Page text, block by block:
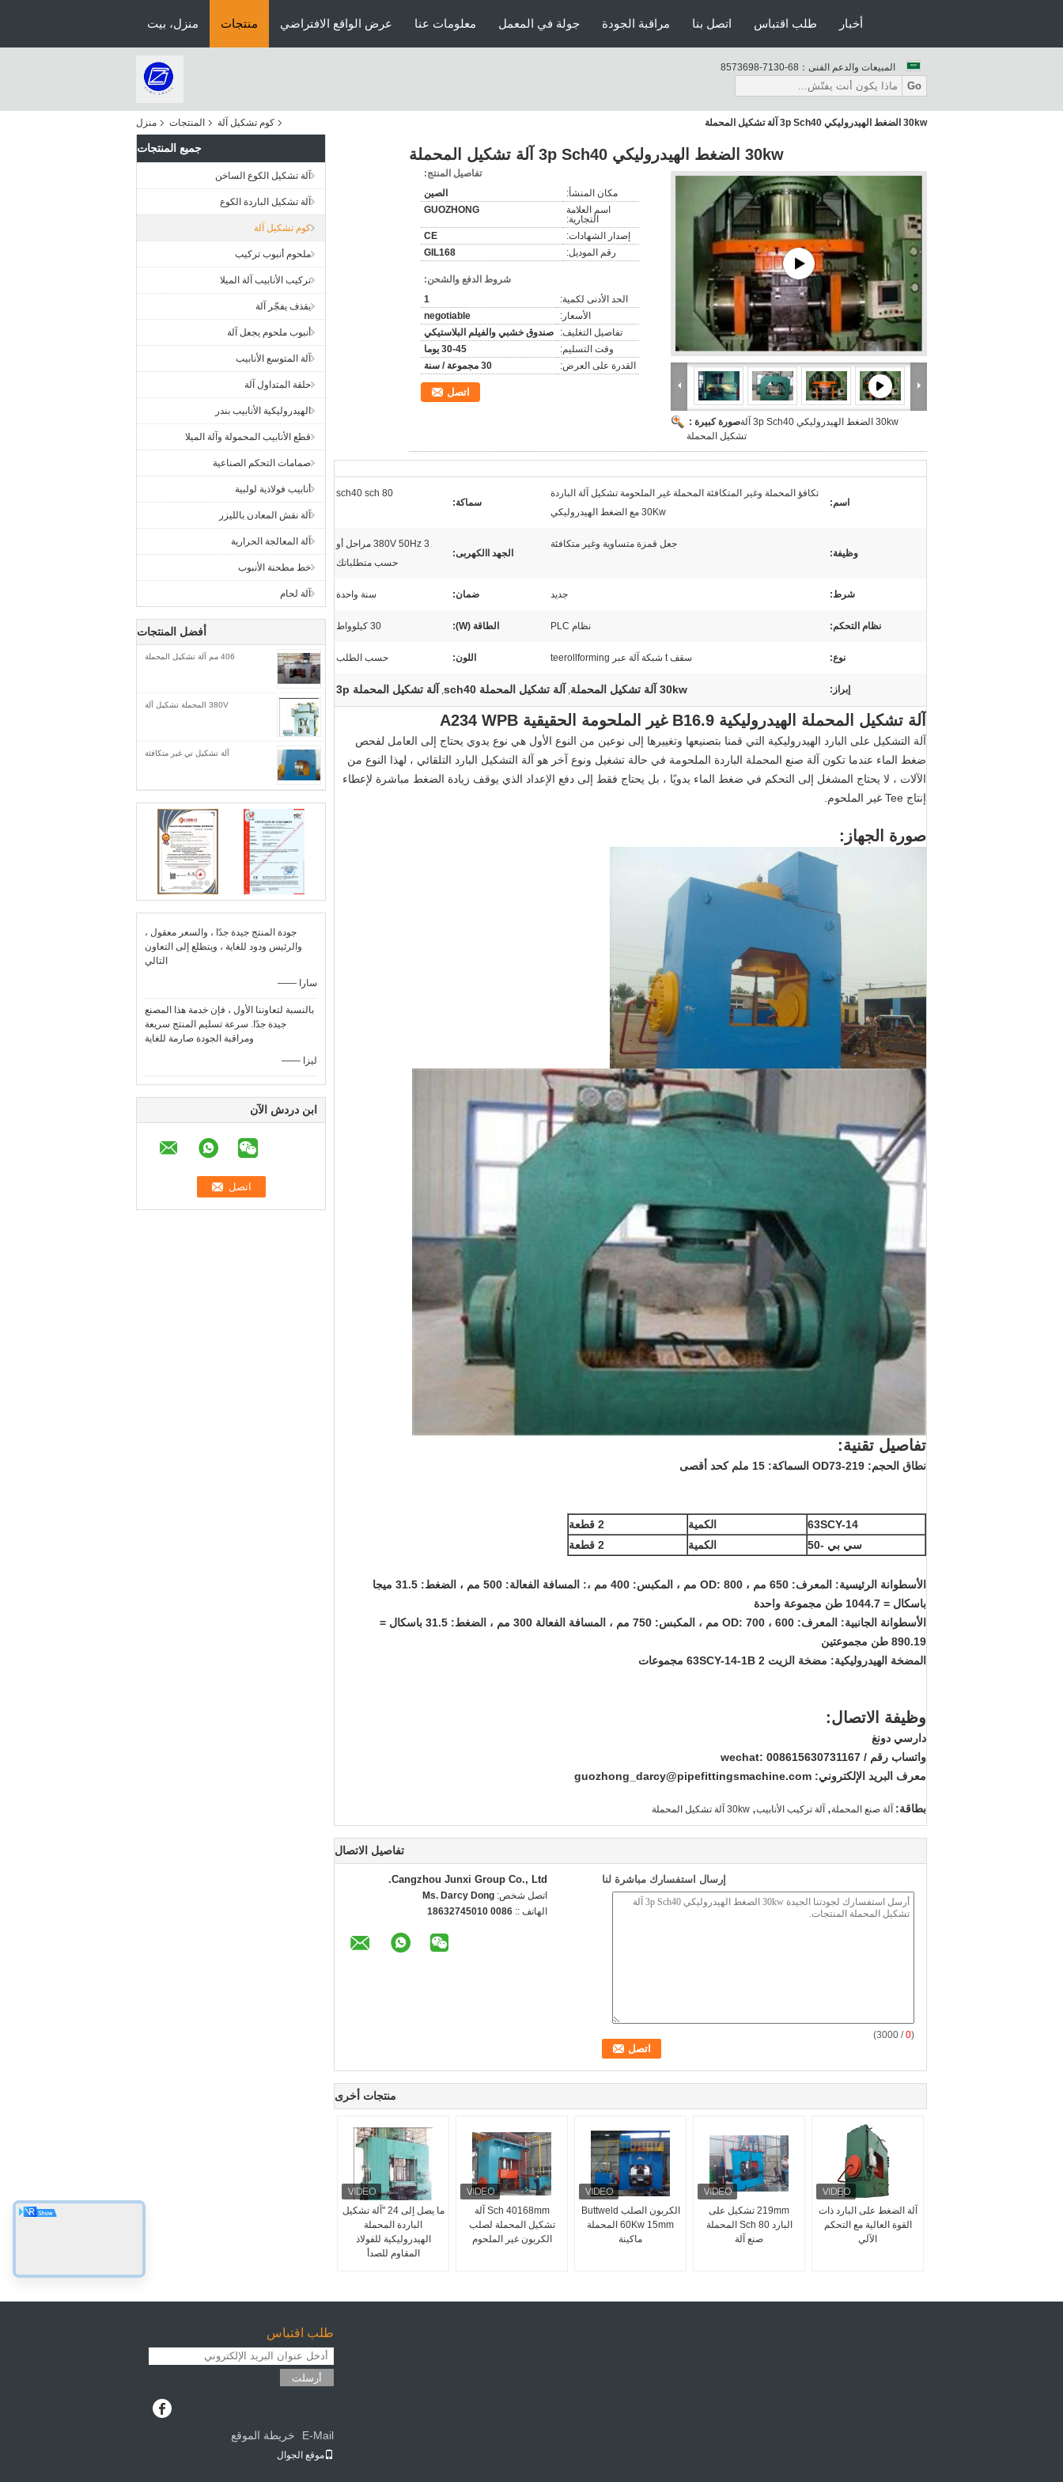
منزل، بيت منتجات عرض الواقع الافتراضي معلومات عنا جولة في المعمل مراقبة الجودة اتصل بنا طلب اقتباس أخبار
المبيعات والدعم الفنى： 86-0317-8963758
Go
منزل المنتجات كوم تشكيل آلة 30kw الضغط الهيدروليكي 3p Sch40 آلة تشكيل المحملة
جميع المنتجات
آلة تشكيل الكوع الساخن
آلة تشكيل الباردة الكوع
كوم تشكيل آلة
ملحوم أنبوب تركيب
تركيب الأنابيب آلة الميلا
يقذف يفجّر آلة
أنبوب ملحوم يجعل آلة
آلة المتوسع الأنابيب
حلقة المتداول آلة
الهيدروليكية الأنابيب بندر
قطع الأنابيب المحمولة وآلة الميلا
صمامات التحكم الصناعية
أنابيب فولاذية لولبية
آلة نقش المعادن بالليزر
آلة المعالجة الحرارية
خط مطحنة الأنبوب
آلة لحام
أفضل المنتجات
406 مم آلة تشكيل المحملة
380V المحملة تشكيل آلة
آلة تشكيل تي غير متكافئة
جودة المنتج جيدة جدًا ، والسعر معقول ،
والرئيس ودود للغاية ، ويتطلع إلى التعاون
التالي
—— سارا
بالنسبة لتعاوننا الأول ، فإن خدمة هذا المصنع
جيدة جدًا. سرعة تسليم المنتج سريعة
ومراقبة الجودة صارمة للغاية
—— ليزا
ابن دردش الآن
30kw الضغط الهيدروليكي 3p Sch40 آلة تشكيل المحملة
صورة كبيرة :30kw الضغط الهيدروليكي 3p Sch40 آلة
تشكيل المحملة
تفاصيل المنتج:
مكان المنشأ:
الصين
اسم العلامة
التجارية:
GUOZHONG
إصدار الشهادات:
CE
رقم الموديل:
GIL168
شروط الدفع والشحن:
الحد الأدنى لكمية:
1
الأسعار:
negotiable
تفاصيل التغليف:
صندوق خشبي والفيلم البلاستيكي
وقت التسليم:
30-45 يوما
القدرة على العرض:
30 مجموعة / سنة
اتصل
اسم:
تكافؤ المحملة وغير المتكافئة المحملة غير الملحومة تشكيل آلة الباردة
30Kw مع الضغط الهيدروليكي
سماكة:
sch40 sch 80
وظيفة:
جعل قمزة متساوية وغير متكافئة
الجهد االكهربى:
380V 50Hz 3 مراحل أو
حسب متطلباتك
شرط: جديد ضمان: سنة واحدة
نظام التحكم: نظام PLC الطاقة (W): 30 كيلوواط
نوع: سقف t شبكة آلة عبر teerollforming اللون: حسب الطلب
إبراز: 30kw آلة تشكيل المحملة , آلة تشكيل المحملة sch40 , آلة تشكيل المحملة 3p
آلة تشكيل المحملة الهيدروليكية B16.9 غير الملحومة الحقيقية A234 WPB
آلة التشكيل على البارد الهيدروليكية التي قمنا بتصنيعها وتغييرها إلى نوعين من النوع الأول هي نوع يدوي يحتاج إلى العامل لفحص
ضغط الماء عندما تكون آلة صنع المحملة الباردة الملحومة في حالة تشغيل ونوع آخر هو آلة التشكيل البارد التلقائي ، لهذا النوع من
الآلات ، لا يحتاج المشغل إلى التحكم في ضغط الماء يدويًا ، بل يحتاج فقط إلى دفع الإعداد الذي يوقف زيادة الضغط مباشرة لإعطاء
إنتاج Tee غير الملحوم.
صورة الجهاز:
تفاصيل تقنية:
نطاق الحجم: OD73-219 السماكة: 15 ملم كحد أقصى
63SCY-14 الكمية
2 قطعة
سي بي -50
الكمية 2 قطعة
الأسطوانة الرئيسية: المعرف: 650 مم ، OD: 800 مم ، المكبس: 400 مم ،: المسافة الفعالة: 500 مم ، الضغط: 31.5 ميجا
باسكال = 1044.7 طن مجموعة واحدة
الأسطوانة الجانبية: المعرف: 600 ، OD: 700 مم ، المكبس: 750 مم ، المسافة الفعالة 300 مم ، الضغط: 31.5 باسكال =
890.19 طن مجموعتين
المضخة الهيدروليكية: مضخة الزيت 63SCY-14-1B 2 مجموعات
وظيفة الاتصال:
دارسي دونغ
واتساب رقم / wechat: 008615630731167
معرف البريد الإلكتروني: guozhong_darcy@pipefittingsmachine.com
بطاقة: آلة صنع المحملة, آلة تركيب الأنابيب, 30kw آلة تشكيل المحملة
تفاصيل الاتصال
Cangzhou Junxi Group Co., Ltd.
اتصل شخص: Ms. Darcy Dong
الهاتف :: 0086 18632745010
إرسال استفسارك مباشرة لنا
(
0
/ 3000)
منتجات أخرى
ما يصل إلى 24 "آلة تشكيل
الباردة المحملة
الهيدروليكية للفولاذ
المقاوم للصدأ
Sch 40168mm آلة
تشكيل المحملة لصلب
الكربون غير الملحوم
الكربون الصلب Buttweld
60Kw 15mm المحملة
ماكينة
219mm تشكيل على
البارد Sch 80 المحملة
صنع آلة
آلة الضغط على البارد ذات
القوة العالية مع التحكم
الآلي
طلب اقتباس
أرسلت
E-Mail خريطة الموقع
موقع الجوال